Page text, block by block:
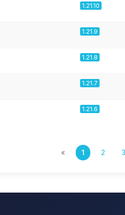
1.21.10
1.21.9
1.21.8
1.21.7
1.21.6
« 1 2 3